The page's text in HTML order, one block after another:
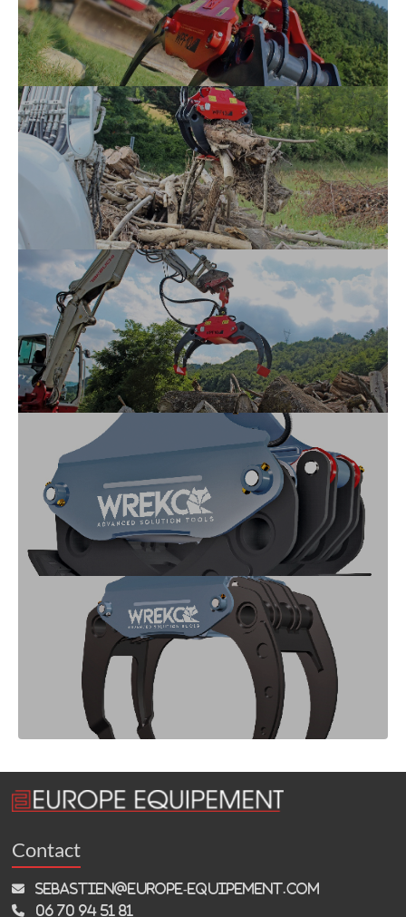
Contact
sebastien@europe-equipement.com
06 70 94 51 81